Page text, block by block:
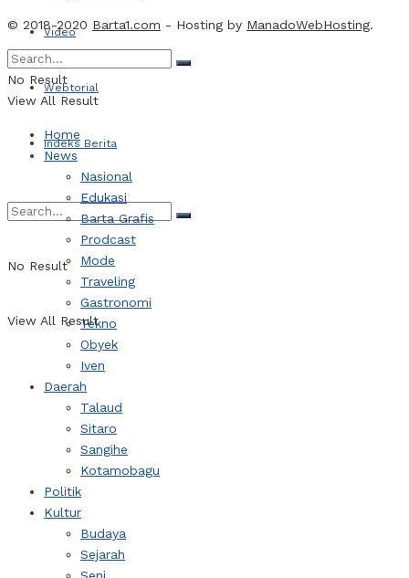
Video
Webtorial
Indeks Berita
No Result
View All Result
© 2018-2020 Barta1.com - Hosting by ManadoWebHosting.
No Result
View All Result
Home
News
Nasional
Edukasi
Barta Grafis
Prodcast
Mode
Traveling
Gastronomi
Tekno
Obyek
Iven
Daerah
Talaud
Sitaro
Sangihe
Kotamobagu
Politik
Kultur
Budaya
Sejarah